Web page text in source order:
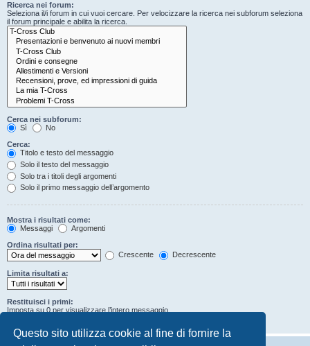
Questo sito utilizza cookie al fine di fornire la
Ricerca nei forum:
Seleziona il/i forum in cui vuoi cercare. Per velocizzare la ricerca nei subforum seleziona
il forum principale e abilita la ricerca.
Cerca nei subforum:
Sì
No
Cerca:
Titolo e testo del messaggio
Solo il testo del messaggio
Solo tra i titoli degli argomenti
Solo il primo messaggio dell’argomento
Mostra i risultati come:
Messaggi
Argomenti
Ordina risultati per:
Crescente
Decrescente
Limita risultati a:
Restituisci i primi:
Imposta su 0 per visualizzare l’intero messaggio.